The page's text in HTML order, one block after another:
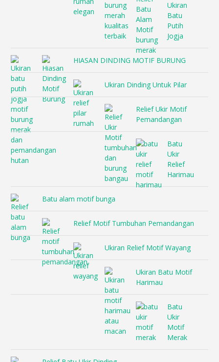
Ukiran
Batu
Putih
Jogja
HIASAN DINDING MOTIF BURUNG
Ukiran Dinding Untuk Pilar
Relief Ukir Motif
Pemandangan
Batu
Ukir
Relief
Harimau
Batu alam motif bunga
Relief Motif Tumbuhan Pemandangan
Ukiran Relief Motif Wayang
Ukiran Batu Motif
Harimau
Batu
Ukir
Motif
Merak